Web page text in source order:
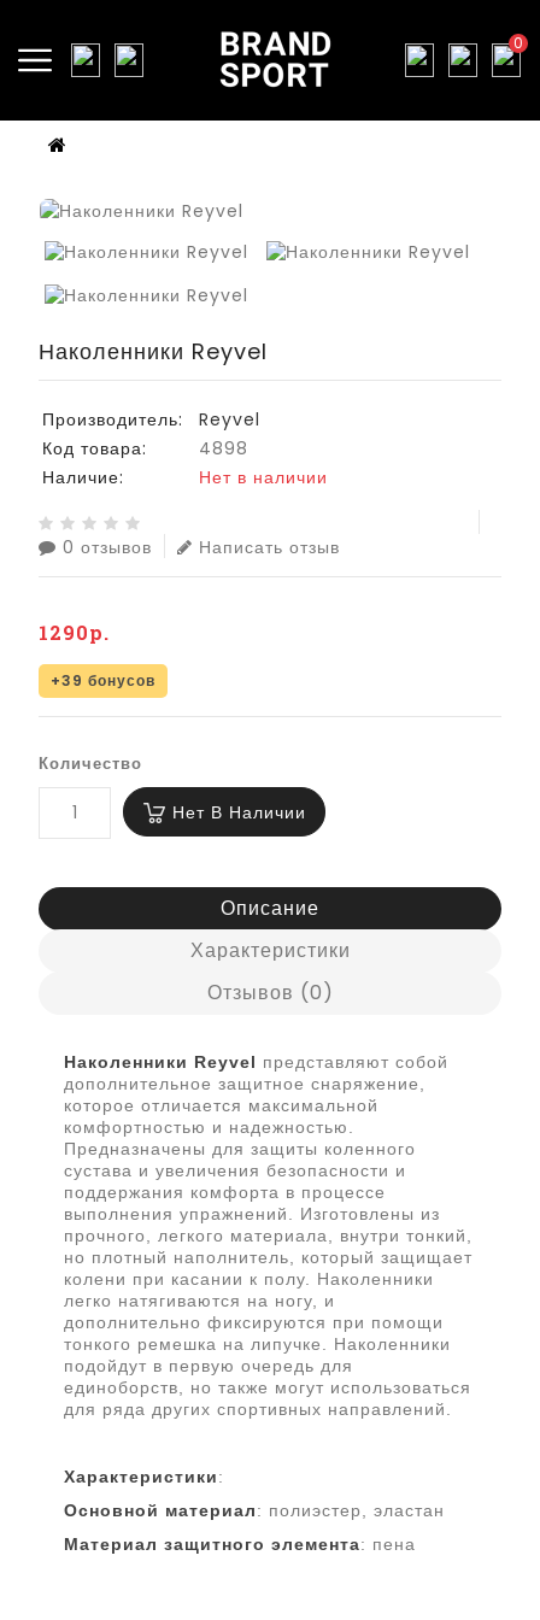
0
Наколенники Reyvel
Производитель:
Reyvel
Код товара:
4898
Наличие:
Нет в наличии
0 отзывов Написать отзыв
1290р.
+39 бонусов
Количество
Нет В Наличии
Описание
Характеристики
Отзывов (0)
Наколенники Reyvel представляют собой
дополнительное защитное снаряжение,
которое отличается максимальной
комфортностью и надежностью.
Предназначены для защиты коленного
сустава и увеличения безопасности и
поддержания комфорта в процессе
выполнения упражнений. Изготовлены из
прочного, легкого материала, внутри тонкий,
но плотный наполнитель, который защищает
колени при касании к полу. Наколенники
легко натягиваются на ногу, и
дополнительно фиксируются при помощи
тонкого ремешка на липучке. Наколенники
подойдут в первую очередь для
единоборств, но также могут использоваться
для ряда других спортивных направлений.
Характеристики:
Основной материал: полиэстер, эластан
Материалзащитногоэлемента: пена